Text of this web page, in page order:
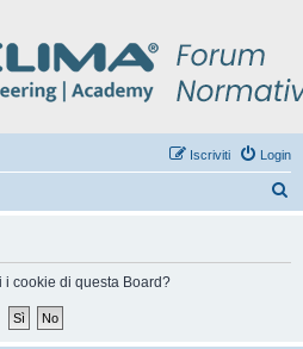
Login
Iscriviti
i cookie di questa Board?